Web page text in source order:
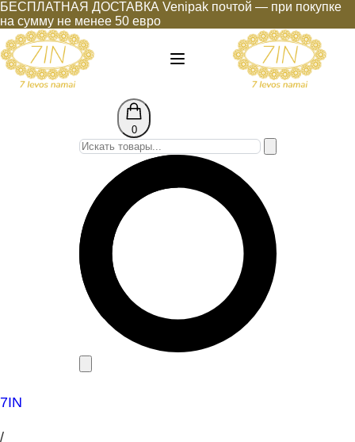
БЕСПЛАТНАЯ ДОСТАВКА Venipak почтой — при покупке
на сумму не менее 50 евро
0
7IN
/